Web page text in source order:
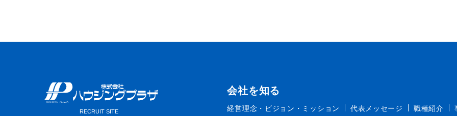
会社を知る
経営理念・ビジョン・ミッション 代表メッセージ 職種紹介